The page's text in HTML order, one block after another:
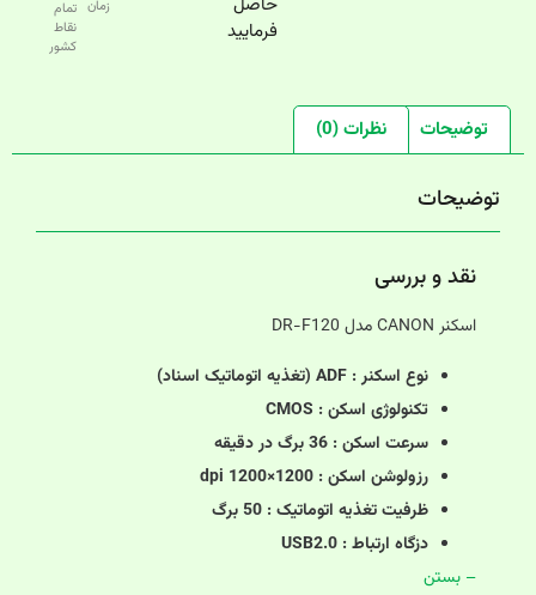
فرمایید
زمان تمام
نقاط
کشور
توضیحات نظرات (0)
توضیحات
نقد و بررسی
اسکنر CANON مدل DR-F120
نوع اسکنر : ADF (تغذیه اتوماتیک اسناد)
تکنولوژی اسکن : CMOS
سرعت اسکن : 36 برگ در دقیقه
رزولوشن اسکن : 1200×1200 dpi
ظرفیت تغذیه اتوماتیک : 50 برگ
دزگاه ارتباط : USB2.0
– بستن